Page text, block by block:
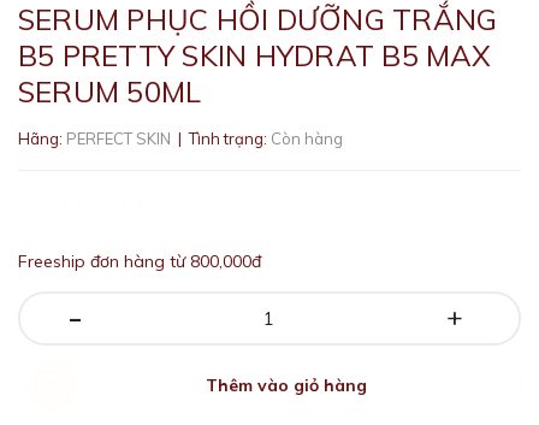
SERUM PHỤC HỒI DƯỠNG TRẮNG
B5 PRETTY SKIN HYDRAT B5 MAX
SERUM 50ML
Hãng: PERFECT SKIN | Tình trạng: Còn hàng
Freeship đơn hàng từ 800,000đ
- +
Thêm vào giỏ hàng